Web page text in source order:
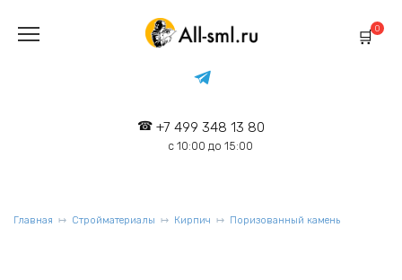
содержанию
+7 499 348 13 80
с 10:00 до 15:00
0
Главная Стройматериалы Кирпич Поризованный камень